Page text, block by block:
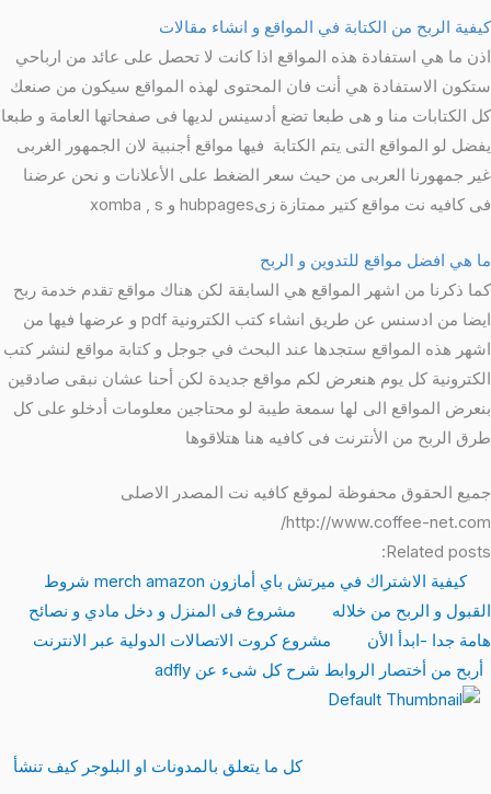
كيفية الربح من الكتابة في المواقع و انشاء مقالات
اذن ما هي استفادة هذه المواقع اذا كانت لا تحصل على عائد من ارباحي
ستكون الاستفادة هي أنت فان المحتوى لهذه المواقع سيكون من صنعك
كل الكتابات منا و هى طبعا تضع أدسينس لديها فى صفحاتها العامة و طبعا
يفضل لو المواقع التى يتم الكتابة فيها مواقع أجنبية لان الجمهور الغربى
غير جمهورنا العربى من حيث سعر الضغط على الأعلانات و نحن عرضنا
فى كافيه نت مواقع كتير ممتازة زىhubpages و xomba , s
ما هي افضل مواقع للتدوين و الربح
كما ذكرنا من اشهر المواقع هي السابقة لكن هناك مواقع تقدم خدمة ربح
ايضا من ادسنس عن طريق انشاء كتب الكترونية pdf و عرضها فيها من
اشهر هذه المواقع ستجدها عند البحث في جوجل و كتابة مواقع لنشر كتب
الكترونية كل يوم هنعرض لكم مواقع جديدة لكن أحنا عشان نبقى صادقين
بنعرض المواقع الى لها سمعة طيبة لو محتاجين معلومات أدخلو على كل
طرق الربح من الأنترنت فى كافيه هنا هتلاقوها
جميع الحقوق محفوظة لموقع كافيه نت المصدر الاصلى
http://www.coffee-net.com/
Related posts:
كيفية الاشتراك في ميرتش باي أمازون merch amazon شروط
القبول و الربح من خلاله
مشروع فى المنزل و دخل مادي و نصائح
هامة جدا -ابدأ الأن
مشروع كروت الاتصالات الدولية عبر الانترنت
أربح من أختصار الروابط شرح كل شىء عن adfly
كل ما يتعلق بالمدونات او البلوجر كيف تنشأ